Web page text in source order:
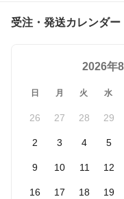
受注・発送カレンダー
2026年8
日 月 火 水
26 27 28 29
2 3 4 5
9 10 11 12
16 17 18 19